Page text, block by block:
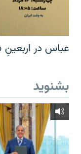
عباس در اربعینِ
بشنوید